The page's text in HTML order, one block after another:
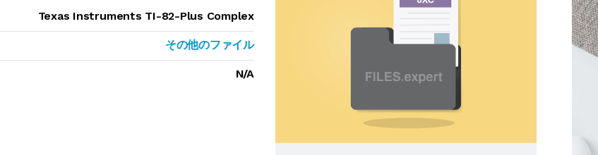
Texas Instruments TI-82-Plus Complex
その他のファイル
N/A